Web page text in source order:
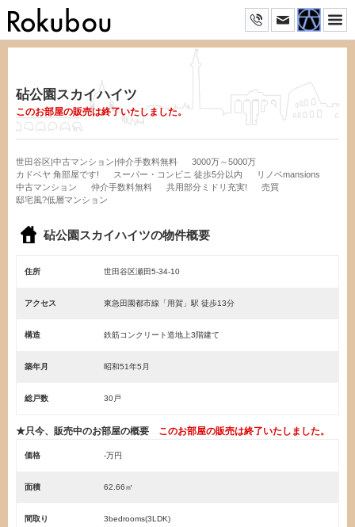
砧公園スカイハイツ
このお部屋の販売は終了いたしました。
世田谷区|中古マンション|仲介手数料無料
3000万～5000万
カドベヤ 角部屋です!
スーパー・コンビニ 徒歩5分以内
リノベmansions
中古マンション
仲介手数料無料 共用部分ミドリ充実!
売買
邸宅風?低層マンション
砧公園スカイハイツの物件概要
住所 世田谷区瀬田5-34-10
アクセス 東急田園都市線「用賀」駅 徒歩13分
構造 鉄筋コンクリート造地上3階建て
築年月 昭和51年5月
総戸数 30戸
★只今、販売中のお部屋の概要 このお部屋の販売は終了いたしました。
価格 -万円
面積 62.66㎡
間取り 3bedrooms(3LDK)